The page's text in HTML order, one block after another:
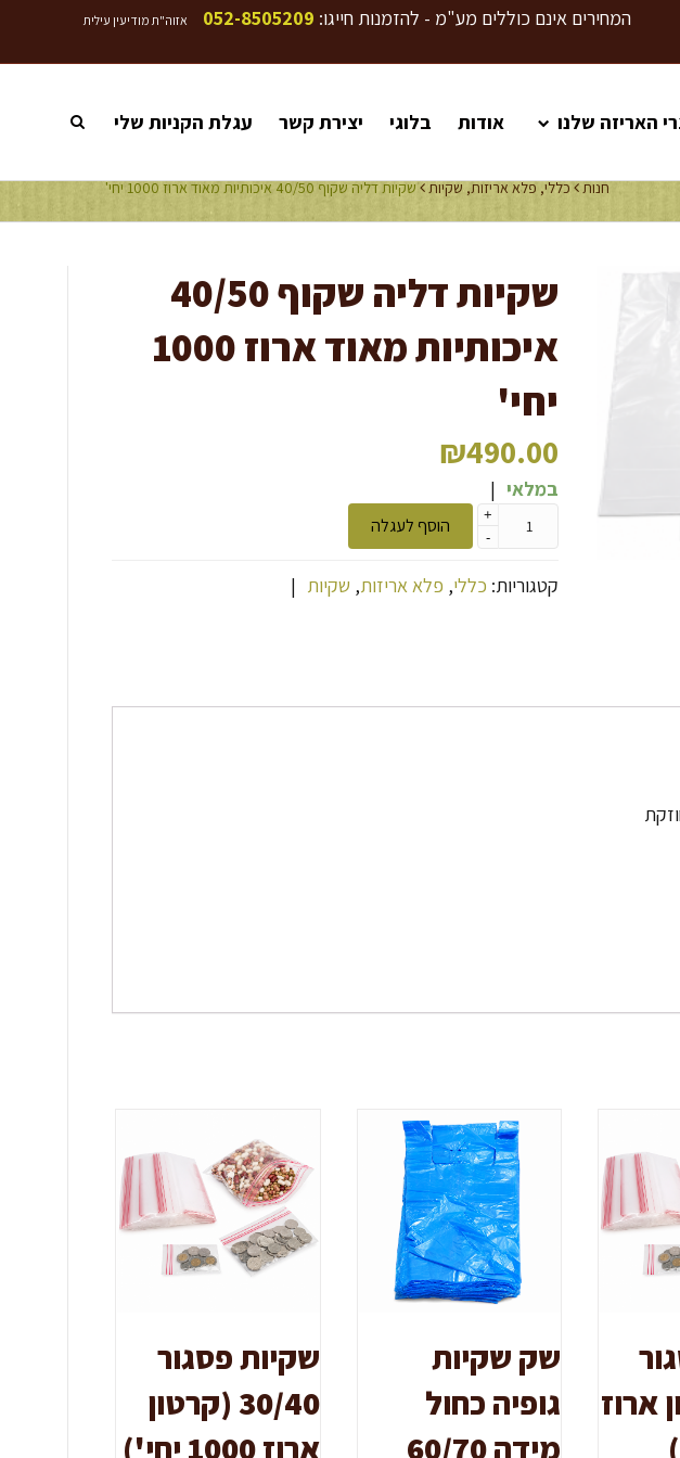
המחירים אינם כוללים מע"מ - להזמנות חייגו: 052-8505209 אזוה"ת מודיעין עילית
האריזה שלנו אודות בלוגי יצירת קשר עגלת הקניות שלי
חנות כללי,פלא אריזות,שקיות שקיות דליה שקוף 40/50 איכותיות מאוד ארוז 1000 יחי'
שקיות דליה שקוף 40/50
איכותיות מאוד ארוז 1000
יחי'
₪490.00
במלאי |
+
-
הוסף לעגלה
קטגוריות: כללי, פלא אריזות, שקיות |
ארוז
שק שקיות
גופיה כחול
מידה 60/70
שקיות פסגור
30/40 (קרטון
ארוז 1000 יחי')